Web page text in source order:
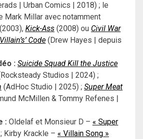
| Urban Comics | 2018) ; le
Mark Millar avec notamment
(2003), Kick-Ass (2008) ou Civil War
Villain’s’ Code (Drew Hayes | depuis
: Suicide Squad Kill the Justice
Studios | 2024) ;
(AdHoc Studio | 2025) ; Super Meat
McMillen & Tommy Refenes |
: Oldelaf et Monsieur D – « Super
; Kirby Krackle – « Villain Song »